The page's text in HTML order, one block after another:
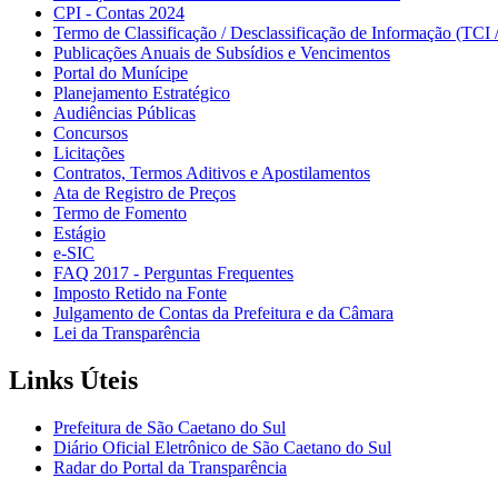
CPI - Contas 2024
Termo de Classificação / Desclassificação de Informação
Publicações Anuais de Subsídios e Vencimentos
Portal do Munícipe
Planejamento Estratégico
Audiências Públicas
Concursos
Licitações
Contratos, Termos Aditivos e Apostilamentos
Ata de Registro de Preços
Termo de Fomento
Estágio
e-SIC
FAQ 2017 - Perguntas Frequentes
Imposto Retido na Fonte
Julgamento de Contas da Prefeitura e da Câmara
Lei da Transparência
Links Úteis
Prefeitura de São Caetano do Sul
Diário Oficial Eletrônico de São Caetano do Sul
Radar do Portal da Transparência